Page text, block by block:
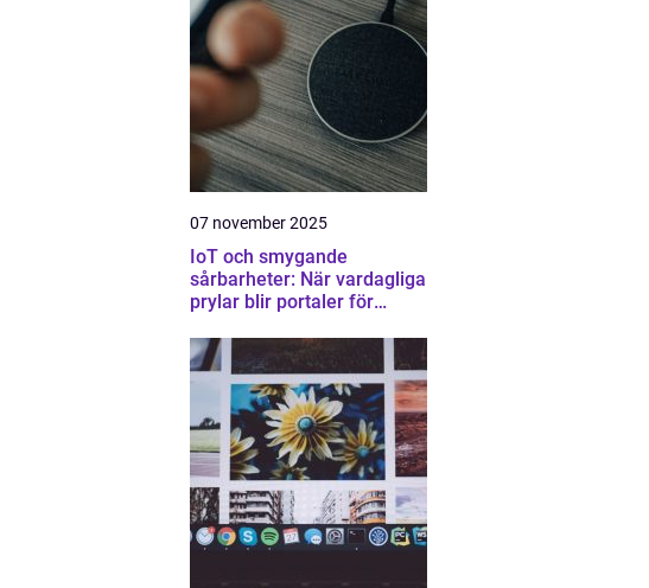
07 november 2025
IoT och smygande
sårbarheter: När vardagliga
prylar blir portaler för